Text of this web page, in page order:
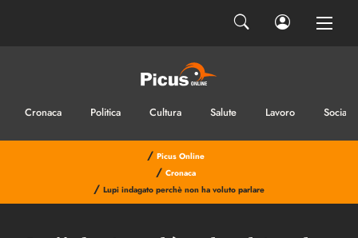
Cronaca Politica Cultura Salute Lavoro Sociale
/ Picus Online
/ Cronaca
/ Lupi indagato perchè non ha voluto parlare